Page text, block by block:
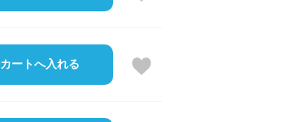
カートへ入れる